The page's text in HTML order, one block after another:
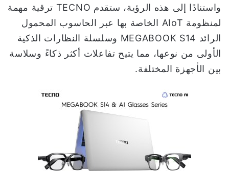
واستنادًا إلى هذه الرؤية، ستقدم TECNO ترقية مهمة
لمنظومة AIoT الخاصة بها عبر الحاسوب المحمول
الرائد MEGABOOK S14 وسلسلة النظارات الذكية
الأولى من نوعها، مما يتيح تفاعلات أكثر ذكاءً وسلاسة
بين الأجهزة المختلفة.